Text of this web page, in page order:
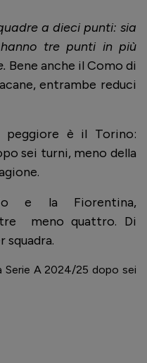
a dieci punti: sia
tre punti in più
Bene anche il Como di
entrambe reduci
peggiore è il Torino:
sei turni, meno della
e la Fiorentina,
meno quattro. Di
squadra.
Serie A 2024/25 dopo sei